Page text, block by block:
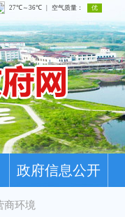
政府信息公开
商环境